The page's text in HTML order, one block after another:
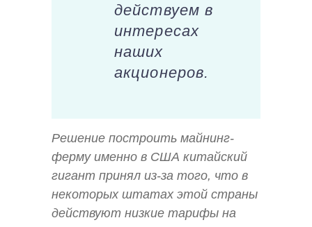
действуем в
интересах
наших
акционеров.
Решение построить майнинг-
ферму именно в США китайский
гигант принял из-за того, что в
некоторых штатах этой страны
действуют низкие тарифы на